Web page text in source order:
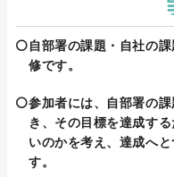
自部署の課題・自社の
修です。
参加者には、自部署の
き、その目標を達成す
いのかを考え、達成へ
す。